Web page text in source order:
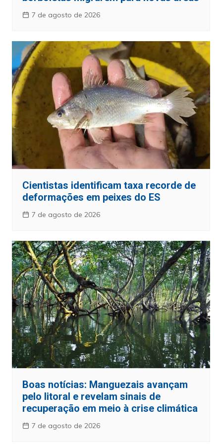
7 de agosto de 2026
Cientistas identificam taxa recorde de
deformações em peixes do ES
7 de agosto de 2026
Boas notícias: Manguezais avançam
pelo litoral e revelam sinais de
recuperação em meio à crise climática
7 de agosto de 2026